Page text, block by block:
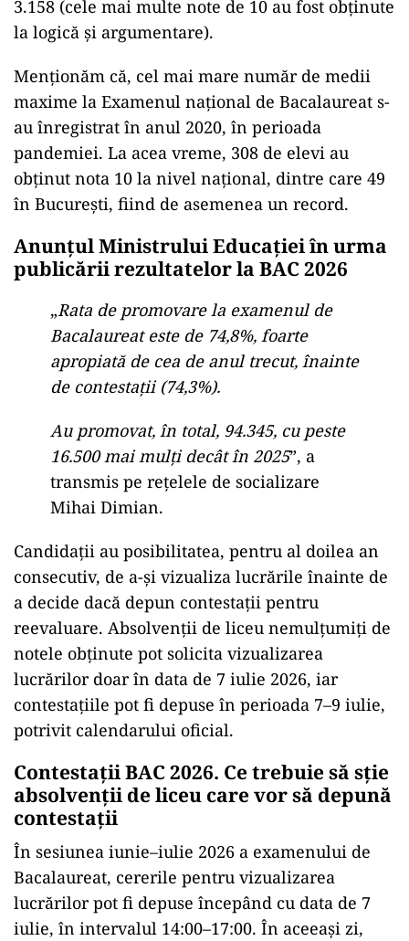
3.158 (cele mai multe note de 10 au fost obținute
la logică și argumentare).
Menționăm că, cel mai mare număr de medii
maxime la Examenul național de Bacalaureat s-
au înregistrat în anul 2020, în perioada
pandemiei. La acea vreme, 308 de elevi au
obținut nota 10 la nivel național, dintre care 49
în București, fiind de asemenea un record.
Anunțul Ministrului Educației în urma
publicării rezultatelor la BAC 2026
„Rata de promovare la examenul de
Bacalaureat este de 74,8%, foarte
apropiată de cea de anul trecut, înainte
de contestații (74,3%).
Au promovat, în total, 94.345, cu peste
16.500 mai mulți decât în 2025”, a
transmis pe rețelele de socializare
Mihai Dimian.
Candidații au posibilitatea, pentru al doilea an
consecutiv, de a-și vizualiza lucrările înainte de
a decide dacă depun contestații pentru
reevaluare. Absolvenții de liceu nemulțumiți de
notele obținute pot solicita vizualizarea
lucrărilor doar în data de 7 iulie 2026, iar
contestațiile pot fi depuse în perioada 7–9 iulie,
potrivit calendarului oficial.
Contestații BAC 2026. Ce trebuie să sție
absolvenții de liceu care vor să depună
contestații
În sesiunea iunie–iulie 2026 a examenului de
Bacalaureat, cererile pentru vizualizarea
lucrărilor pot fi depuse începând cu data de 7
iulie, în intervalul 14:00–17:00. În aceeași zi,